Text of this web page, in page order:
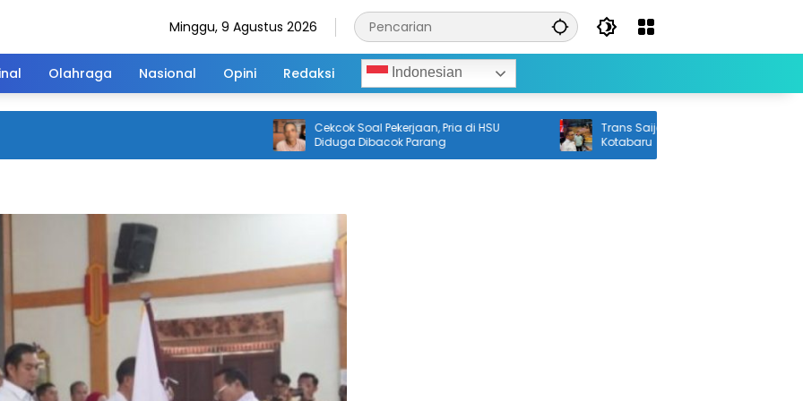
Minggu, 9 Agustus 2026
Olahraga Nasional Opini Redaksi Indonesian
Cekcok Soal Pekerjaan, Pria di HSU
Diduga Dibacok Parang
Trans Saijaan Gratis Diluncurkan di
Kotabaru